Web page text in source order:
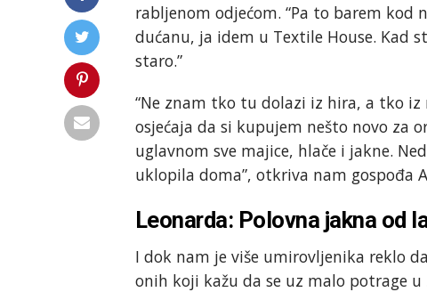
rabljenom odjećom. “Pa to barem
dućanu, ja idem u Textile House. Kad
staro.”
“Ne znam tko tu dolazi iz hira, a tko
osjećaja da si kupujem nešto novo za
uglavnom sve majice, hlače i jakne.
uklopila doma”, otkriva nam gospođa
Leonarda: Polovna jakna od
I dok nam je više umirovljenika reklo da
onih koji kažu da se uz malo potrage u